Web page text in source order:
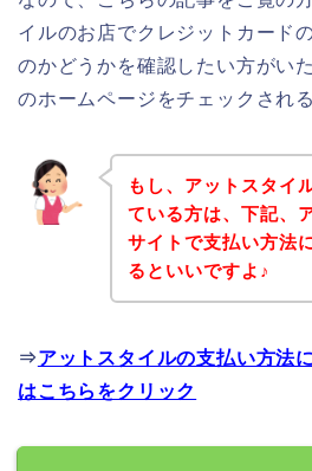
イルのお店でクレジットカード
のかどうかを確認したい方がい
のホームページをチェックされ
もし、アットスタイ
ている方は、下記、
サイトで支払い方法
るといいですよ♪
⇒アットスタイルの支払い方法
はこちらをクリック